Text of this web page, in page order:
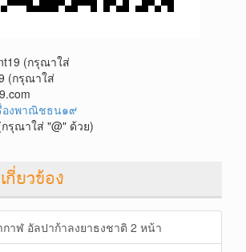
(กรุณาใส่
(กรุณาใส่
องพาณิชธน๑๙
รุณาใส่ "@" ด้วย)
ยวข้อง
กาฬ อัลปาก้าลงยาธงชาติ 2 หน้า